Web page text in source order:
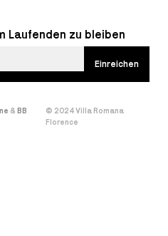
Laufenden zu bleiben
& BB
© 2024 Villa Romana
Florence